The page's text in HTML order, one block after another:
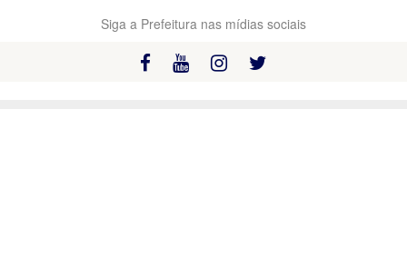
Siga a Prefeitura nas mídias sociais